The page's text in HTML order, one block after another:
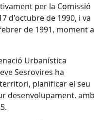
per la Comissió
d'octubre de 1990, i va
de 1991, moment a
Urbanística
Sesrovires ha
planificar el seu
desenvolupament, amb